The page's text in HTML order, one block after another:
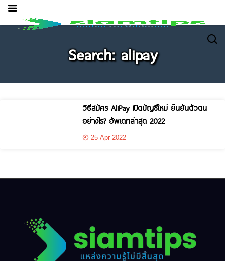
Search: alipay
วิธีสมัคร AliPay เปิดบัญชีใหม่ ยืนยันตัวตน
อย่างไร? อัพเดทล่าสุด 2022
25 Apr 2022